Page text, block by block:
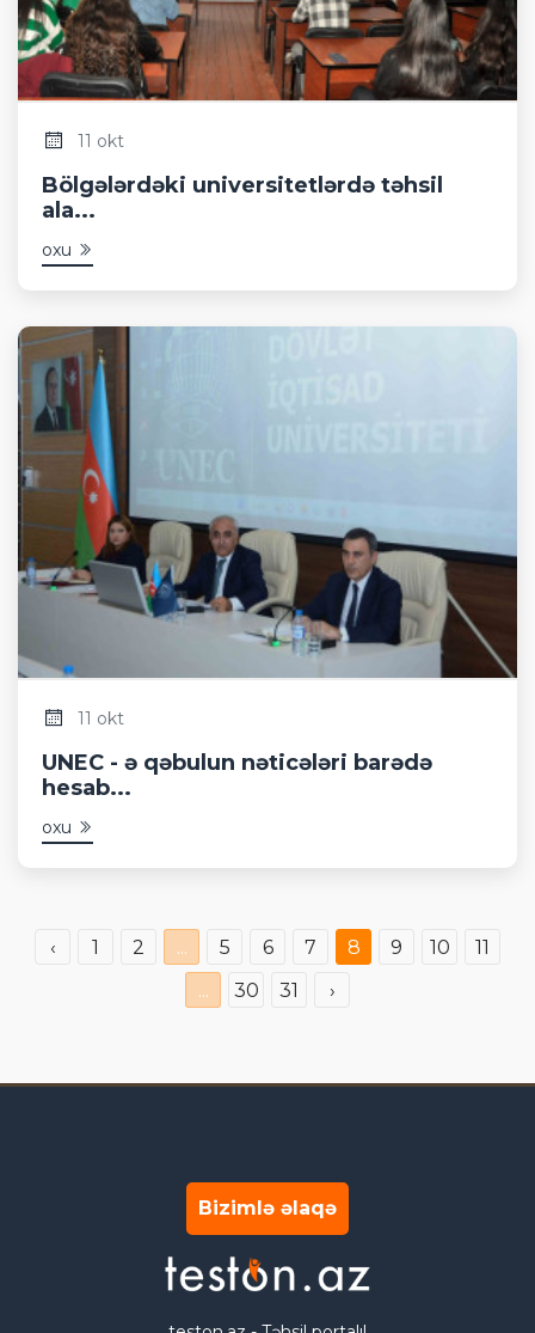
11 okt
Bölgələrdəki universitetlərdə təhsil
ala...
oxu
11 okt
UNEC - ə qəbulun nəticələri barədə
hesab...
oxu
‹ 1 2 ... 5 6 7 8 9 10
11
...
30 31 ›
Bizimlə əlaqə